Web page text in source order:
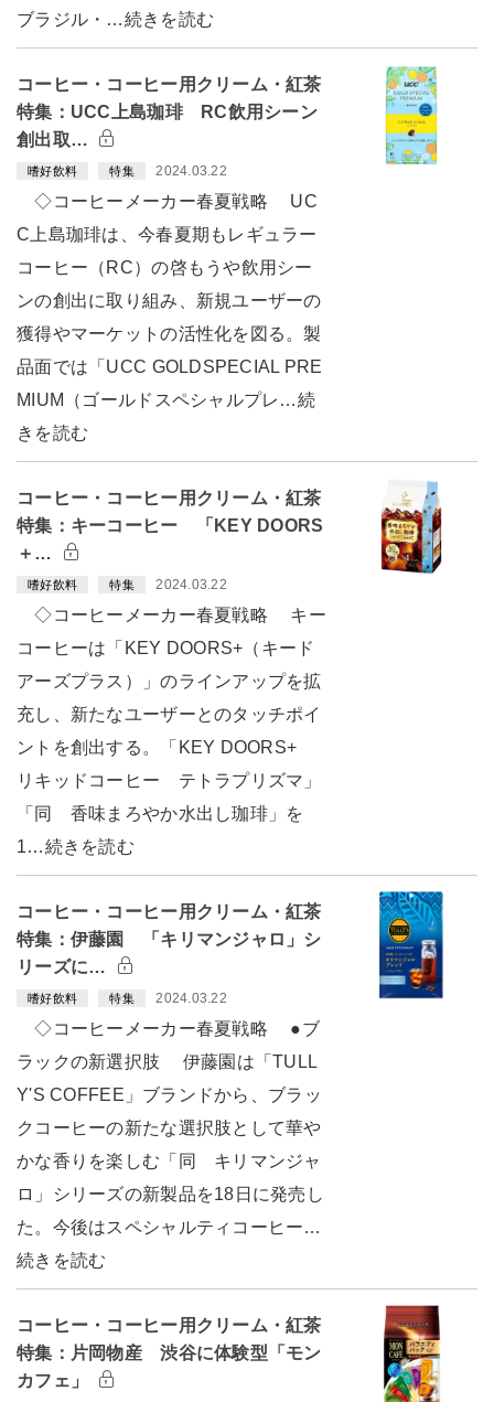
ブラジル・…続きを読む
コーヒー・コーヒー用クリーム・紅茶
特集：UCC上島珈琲 RC飲用シーン
創出取…
嗜好飲料 特集 2024.03.22
◇コーヒーメーカー春夏戦略 UC
C上島珈琲は、今春夏期もレギュラー
コーヒー（RC）の啓もうや飲用シー
ンの創出に取り組み、新規ユーザーの
獲得やマーケットの活性化を図る。製
品面では「UCC GOLDSPECIAL PRE
MIUM（ゴールドスペシャルプレ…続
きを読む
コーヒー・コーヒー用クリーム・紅茶
特集：キーコーヒー 「KEY DOORS
＋…
嗜好飲料 特集 2024.03.22
◇コーヒーメーカー春夏戦略 キー
コーヒーは「KEY DOORS+（キード
アーズプラス）」のラインアップを拡
充し、新たなユーザーとのタッチポイ
ントを創出する。「KEY DOORS+
リキッドコーヒー テトラプリズマ」
「同 香味まろやか水出し珈琲」を
1…続きを読む
コーヒー・コーヒー用クリーム・紅茶
特集：伊藤園 「キリマンジャロ」シ
リーズに…
嗜好飲料 特集 2024.03.22
◇コーヒーメーカー春夏戦略 ●ブ
ラックの新選択肢 伊藤園は「TULL
Y'S COFFEE」ブランドから、ブラッ
クコーヒーの新たな選択肢として華や
かな香りを楽しむ「同 キリマンジャ
ロ」シリーズの新製品を18日に発売し
た。今後はスペシャルティコーヒー…
続きを読む
コーヒー・コーヒー用クリーム・紅茶
特集：片岡物産 渋谷に体験型「モン
カフェ」